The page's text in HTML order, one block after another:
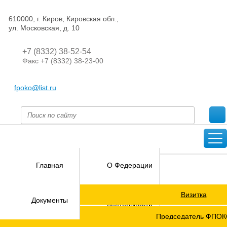
610000, г. Киров, Кировская обл.,
ул. Московская, д. 10
+7 (8332) 38-52-54
Факс +7 (8332) 38-23-00
fpoko@list.ru
Главная О Федерации
Визитка
Председатель
Документы
деятельности